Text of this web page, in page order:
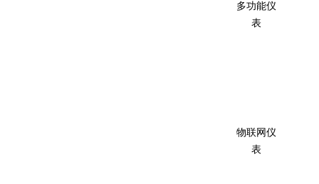
多功能仪
表
物联网仪
表